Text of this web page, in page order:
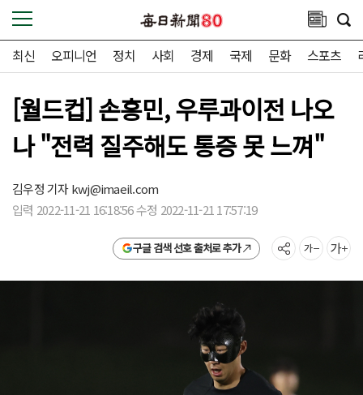
최신 오피니언 정치 사회 경제 국제 문화 스포츠
[월드컵] 손흥민, 우루과이전 나오
나 "전력 질주해도 통증 못 느껴"
김우정 기자kwj@imaeil.com
입력 2022-11-21 16:18:56 수정 2022-11-21 17:57:19
구글 검색 선호 출처로 추가